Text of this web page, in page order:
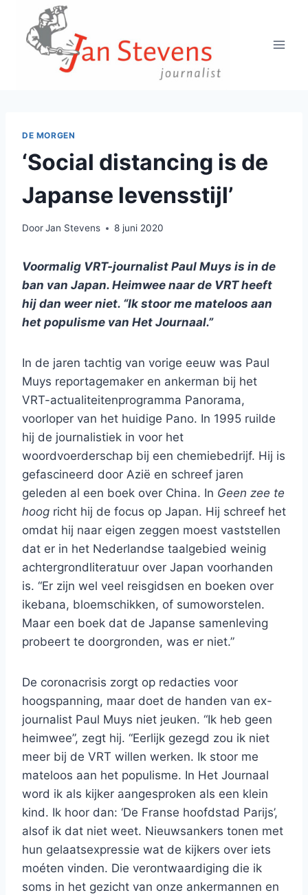
Doorgaan
inhoud
DE MORGEN
‘Social distancing is de
Japanse levensstijl’
DoorJan Stevens 8 juni 2020
Voormalig VRT-journalist Paul Muys is in de
ban van Japan. Heimwee naar de VRT heeft
hij dan weer niet. “Ik stoor me mateloos aan
het populisme van Het Journaal.”
In de jaren tachtig van vorige eeuw was Paul
Muys reportagemaker en ankerman bij het
VRT-actualiteitenprogramma Panorama,
voorloper van het huidige Pano. In 1995 ruilde
hij de journalistiek in voor het
woordvoerderschap bij een chemiebedrijf. Hij is
gefascineerd door Azië en schreef jaren
geleden al een boek over China. In Geen zee te
hoog richt hij de focus op Japan. Hij schreef het
omdat hij naar eigen zeggen moest vaststellen
dat er in het Nederlandse taalgebied weinig
achtergrondliteratuur over Japan voorhanden
is. “Er zijn wel veel reisgidsen en boeken over
ikebana, bloemschikken, of sumoworstelen.
Maar een boek dat de Japanse samenleving
probeert te doorgronden, was er niet.”
De coronacrisis zorgt op redacties voor
hoogspanning, maar doet de handen van ex-
journalist Paul Muys niet jeuken. “Ik heb geen
heimwee”, zegt hij. “Eerlijk gezegd zou ik niet
meer bij de VRT willen werken. Ik stoor me
mateloos aan het populisme. In Het Journaal
word ik als kijker aangesproken als een klein
kind. Ik hoor dan: ‘De Franse hoofdstad Parijs’,
alsof ik dat niet weet. Nieuwsankers tonen met
hun gelaatsexpressie wat de kijkers over iets
moéten vinden. Die verontwaardiging die ik
soms in het gezicht van onze ankermannen en